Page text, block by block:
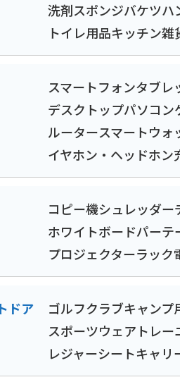
洗剤スポンジバケツハン
トイレ用品キッチン雑貨
スマートフォンタブレッ
デスクトップパソコンゲ
ルータースマートウォッ
イヤホン・ヘッドホン充
コピー機シュレッダーデ
ホワイトボードパーテー
プロジェクターラック電
ドア
ゴルフクラブキャンプ用
スポーツウェア トレーニ
レジャーシートキャリー